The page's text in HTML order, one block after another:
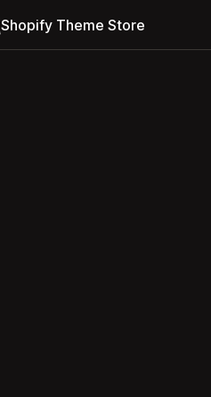
Shopify Theme Store